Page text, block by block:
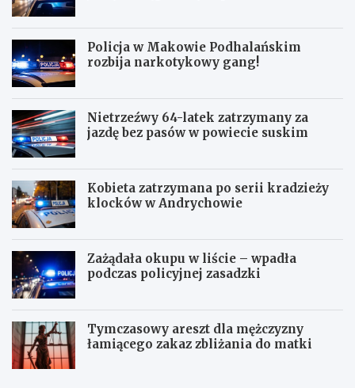
Policja w Makowie Podhalańskim
rozbija narkotykowy gang!
Nietrzeźwy 64-latek zatrzymany za
jazdę bez pasów w powiecie suskim
Kobieta zatrzymana po serii kradzieży
klocków w Andrychowie
Zażądała okupu w liście – wpadła
podczas policyjnej zasadzki
Tymczasowy areszt dla mężczyzny
łamiącego zakaz zbliżania do matki
C
P